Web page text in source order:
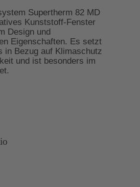
Supertherm 82 MD
Kunststoff-Fenster
Design und
Eigenschaften. Es setzt
in Bezug auf Klimaschutz
und ist besonders im